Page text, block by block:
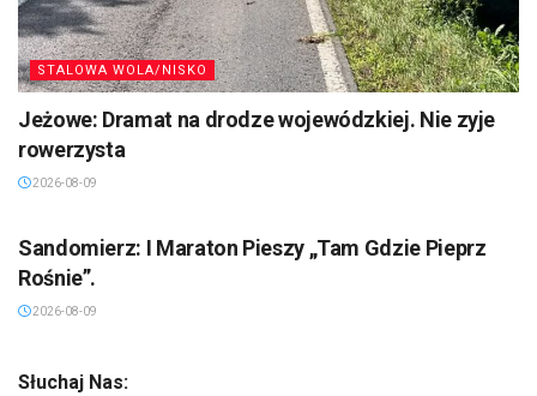
STALOWA WOLA/NISKO
Jeżowe: Dramat na drodze wojewódzkiej. Nie zyje
rowerzysta
2026-08-09
Sandomierz: I Maraton Pieszy „Tam Gdzie Pieprz
Rośnie”.
2026-08-09
Słuchaj Nas: